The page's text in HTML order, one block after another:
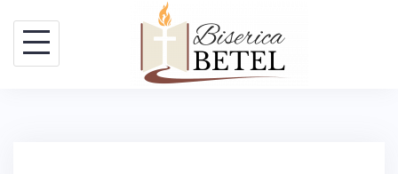
content